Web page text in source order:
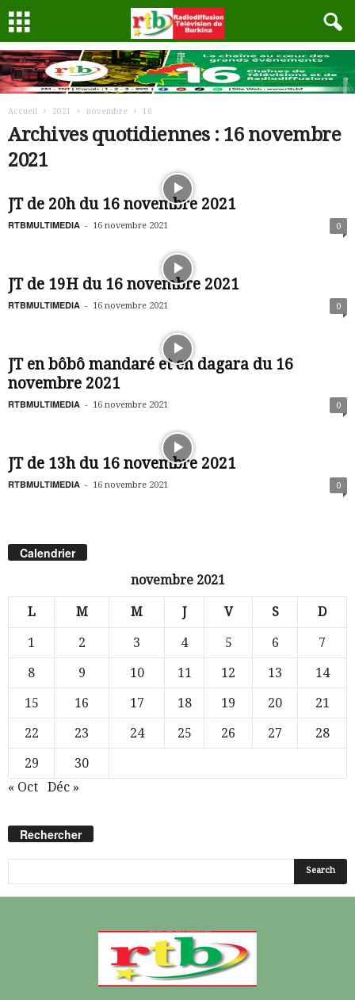
Accueil 2021 novembre 16
Archives quotidiennes : 16 novembre
2021
JT de 20h du 16 novembre 2021
RTBMULTIMEDIA - 16 novembre 2021 0
JT de 19H du 16 novembre 2021
RTBMULTIMEDIA - 16 novembre 2021 0
JT en bôbô mandaré et en dagara du 16
novembre 2021
RTBMULTIMEDIA - 16 novembre 2021 0
JT de 13h du 16 novembre 2021
RTBMULTIMEDIA - 16 novembre 2021 0
Calendrier
novembre 2021
L M M J V S D
1 2 3 4 5 6
7
8
9 10 11 12 13
14
15
16 17 18 19 20
21
22
23 24 25 26 27
28
29
30
« Oct
Déc »
Rechercher